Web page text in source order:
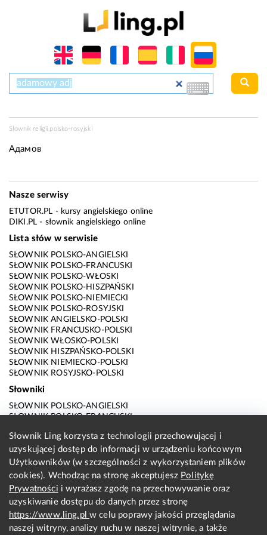
Słownik religii polsko-rosyjski
Адамов
Nasze serwisy
ETUTOR.PL - kursy angielskiego online
DIKI.PL - słownik angielskiego online
Lista słów w serwisie
SŁOWNIK POLSKO-ANGIELSKI
SŁOWNIK POLSKO-FRANCUSKI
SŁOWNIK POLSKO-WŁOSKI
SŁOWNIK POLSKO-HISZPAŃSKI
SŁOWNIK POLSKO-NIEMIECKI
SŁOWNIK POLSKO-ROSYJSKI
SŁOWNIK ANGIELSKO-POLSKI
SŁOWNIK FRANCUSKO-POLSKI
SŁOWNIK WŁOSKO-POLSKI
SŁOWNIK HISZPAŃSKO-POLSKI
SŁOWNIK NIEMIECKO-POLSKI
SŁOWNIK ROSYJSKO-POLSKI
Słowniki
SŁOWNIK POLSKO-ANGIELSKI
SŁOWNIK POLSKO-FRANCUSKI
SŁOWNIK POLSKO-HISZPAŃSKI
SŁOWNIK POLSKO-NIEMIECKI
SŁOWNIK POLSKO-ROSYJSKI
SŁOWNIK ANGIELSKO-POLSKI
SŁOWNIK FRANCUSKO-POLSKI
SŁOWNIK WŁOSKO-POLSKI
SŁOWNIK HISZPAŃSKO-POLSKI
SŁOWNIK NIEMIECKO-POLSKI
SŁOWNIK ROSYJSKO-POLSKI
Słownik Ling korzysta z technologii przechowującej i
uzyskującej dostęp do informacji w urządzeniu końcowym
Użytkowników (w szczególności z wykorzystaniem plików
cookies). Wchodząc na stronę akceptujesz Politykę
Prywatności i wyrażasz zgodę na przechowywanie oraz
uzyskiwanie dostępu do danych przez stronę
https://www.ling.plw celu poprawy jakości przeglądania
naszej witryny, analizy ruchu w naszej witrynie, a także